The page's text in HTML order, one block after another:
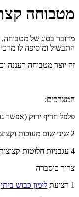
מטבוחה
מדובר בסוג של
התבשיל ומוסיפה לו
זה יוצר מטבוחה רעננה
המצרכים:
פלפל חריף ירוק (אפשר
2 שיני שום מעוכות וקצוצות
4 עגבניות חלוטות קצוצות קטן
צרור כוסברה
1 רצועת
לימון כבוש ביתי